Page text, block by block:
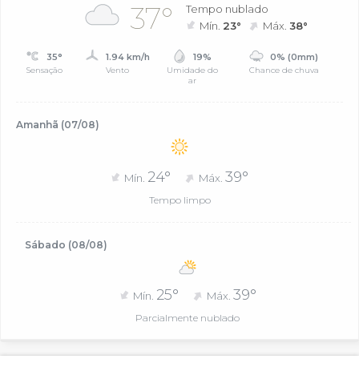
37°
Tempo nublado
Mín. 23° Máx.38°
35°
Sensação
1.94 km/h
Vento
19%
Umidade do
ar
0% (0mm)
Chance de chuva
Amanhã (07/08)
Mín. 24° Máx. 39°
Tempo limpo
Sábado (08/08)
Mín. 25° Máx. 39°
Parcialmente nublado